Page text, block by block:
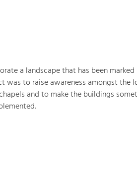
a landscape that has been marked
was to raise awareness amongst the
and to make the buildings